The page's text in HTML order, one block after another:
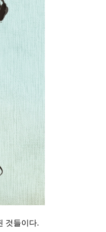
것들이다.